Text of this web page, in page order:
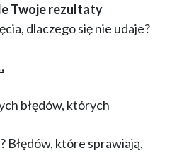
Twoje rezultaty
dlaczego się nie udaje?
błędów, których
Błędów, które sprawiają,